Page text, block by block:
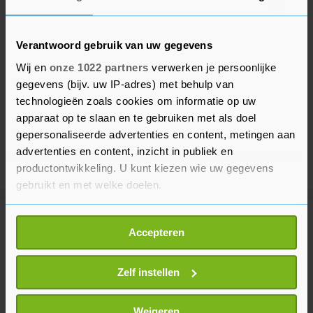
Verantwoord gebruik van uw gegevens
Wij en onze 1022 partners verwerken je persoonlijke
gegevens (bijv. uw IP-adres) met behulp van
technologieën zoals cookies om informatie op uw
apparaat op te slaan en te gebruiken met als doel
gepersonaliseerde advertenties en content, metingen aan
advertenties en content, inzicht in publiek en
productontwikkeling. U kunt kiezen wie uw gegevens
gebruikt en met welke doelen.
Als u het toestaat, willen we ook graag:
Informatie verzamelen over uw geografische
locatie, die tot een paar meter nauwkeurig kan zijn
Uw apparaat identificeren door het actief te
scannen op specifieke eigenschappen (fingerprinting)
Lees meer over hoe uw persoonlijke gegevens worden
Accepteren
Zelf instellen
Meer uit Binnenland
Tot en met zondag geen treinen
tussen Boxmeer en Venray